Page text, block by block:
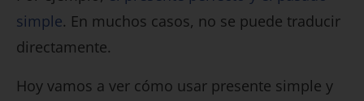
simple. En muchos casos, no se puede traducir
directamente.
Hoy vamos a ver cómo usar presente simple y